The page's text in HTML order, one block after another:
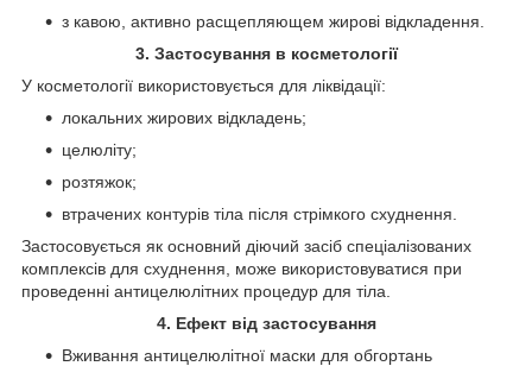
з кавою, активно расщепляющем жирові відкладення.
3. Застосування в косметології
У косметології використовується для ліквідації:
локальних жирових відкладень;
целюліту;
розтяжок;
втрачених контурів тіла після стрімкого схуднення.
Застосовується як основний діючий засіб спеціалізованих
комплексів для схуднення, може використовуватися при
проведенні антицелюлітних процедур для тіла.
4. Ефект від застосування
Вживання антицелюлітної маски для обгортань